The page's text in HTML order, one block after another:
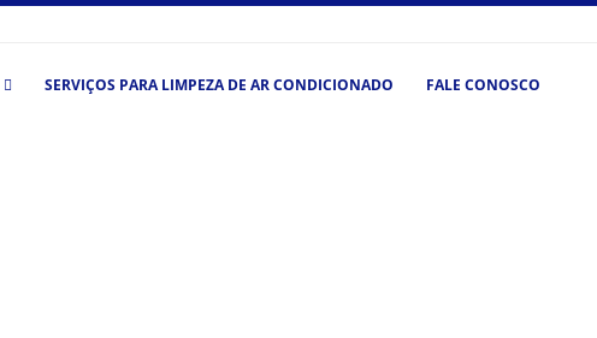
SERVIÇOS PARA LIMPEZA DE AR CONDICIONADO FALE CONOSCO